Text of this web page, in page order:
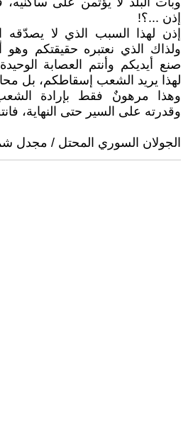
إذن ...؟!
إذن لهذا السبب الذي لا يصدّقه
ولذاك الذي نعتبره حقيقتكم
صنع أيديكم وأنتم العصابة
لهذا يريد الشعب إسقاطكم، بل
وهذا مرهونٌ فقط بإرادة
وقدرته على السير حتى النهاية،
الجولان السوري المحتل / مجدل